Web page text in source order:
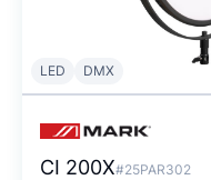
LED DMX
CI 200X#25PAR302